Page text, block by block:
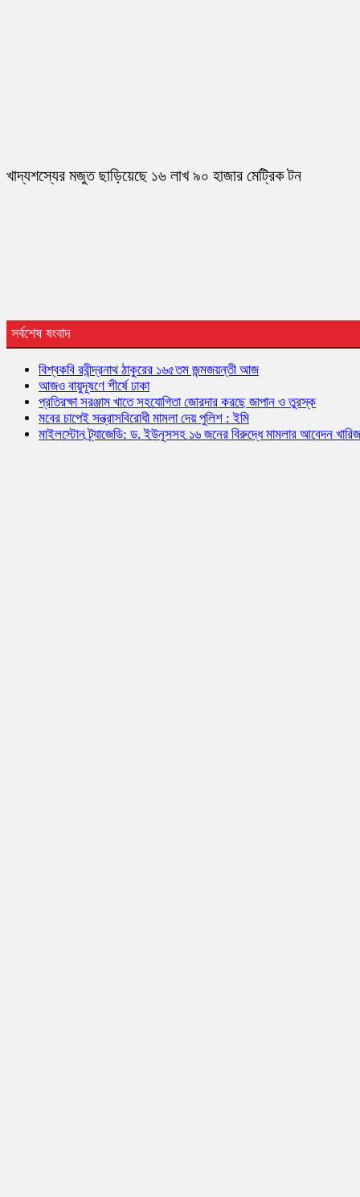
খাদ্যশস্যের মজুত ছাড়িয়েছে ১৬ লাখ ৯০ হাজার মেট্রিক টন
সর্বশেষ ষংবাদ
বিশ্বকবি রবীন্দ্রনাথ ঠাকুরের ১৬৫তম জন্মজয়ন্তী আজ
আজও বায়ুদূষণে শীর্ষে ঢাকা
প্রতিরক্ষা সরঞ্জাম খাতে সহযোগিতা জোরদার করছে জাপান ও তুরস্ক
মবের চাপেই সন্ত্রাসবিরোধী মামলা দেয় পুলিশ : ইমি
মাইলস্টোন ট্র্যাজেডি: ড. ইউনূসসহ ১৬ জনের বিরুদ্ধে মামলার আবেদন খারিজ